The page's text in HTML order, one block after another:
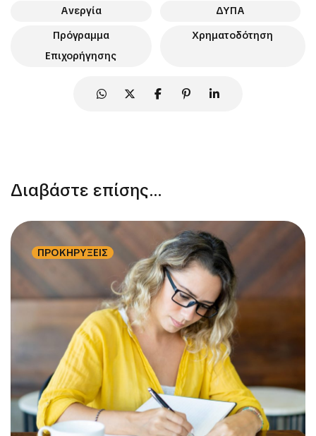
Ανεργία
ΔΥΠΑ
Πρόγραμμα
Επιχορήγησης
Χρηματοδότηση
Διαβάστε επίσης...
ΠΡΟΚΗΡΥΞΕΙΣ